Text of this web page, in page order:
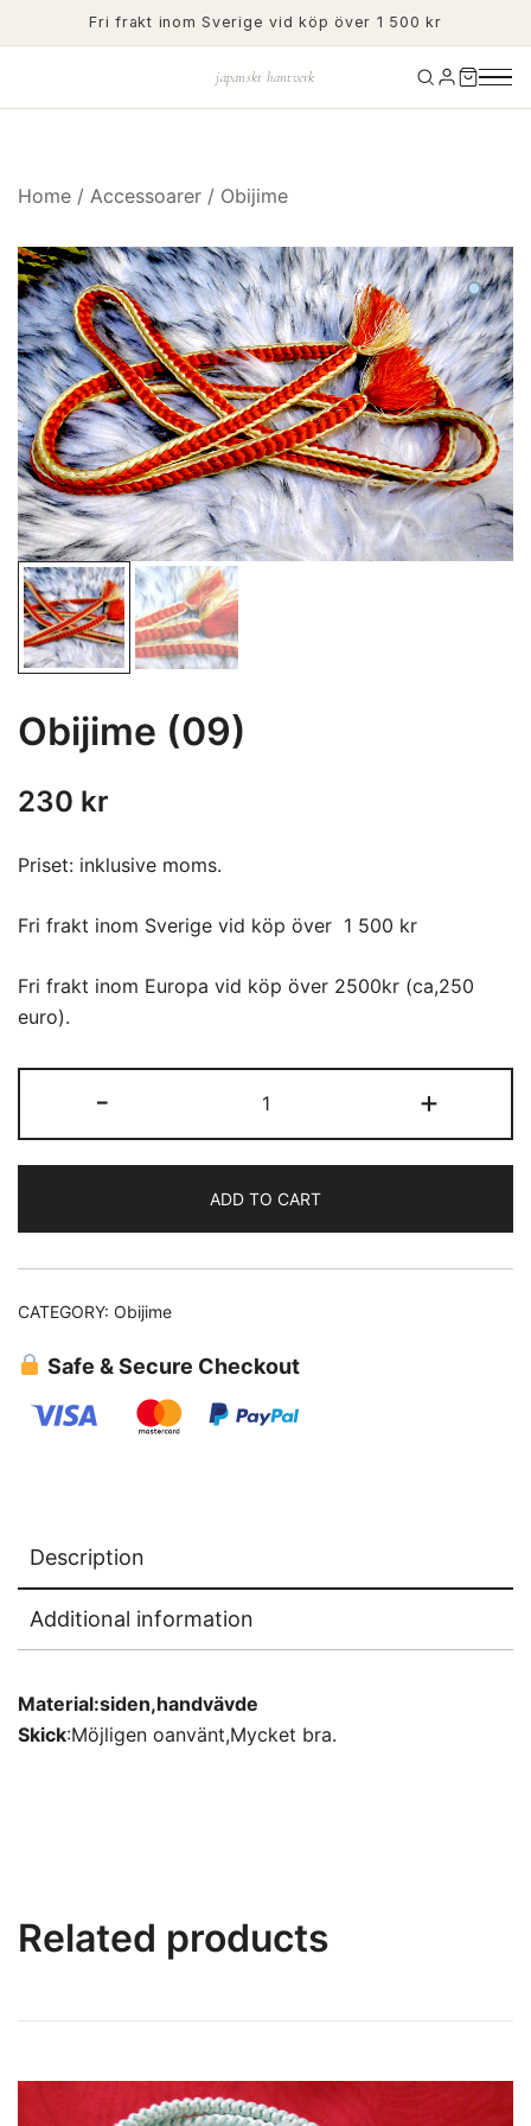
to
Fri frakt inom Sverige vid köp över 1 500 kr
japanskt hantverk
Home / Accessoarer / Obijime
Obijime (09)
230 kr
Priset: inklusive moms.
Fri frakt inom Sverige vid köp över 1 500 kr
Fri frakt inom Europa vid köp över 2500kr (ca,250
euro).
-
(09)
quantity
+
ADD TO CART
CATEGORY: Obijime
Safe & Secure Checkout
Description
Additional information
Material:siden,handvävde
Skick:Möjligen oanvänt,Mycket bra.
Related products